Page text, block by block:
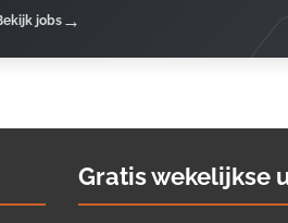
jobs
Gratis wekelijkse